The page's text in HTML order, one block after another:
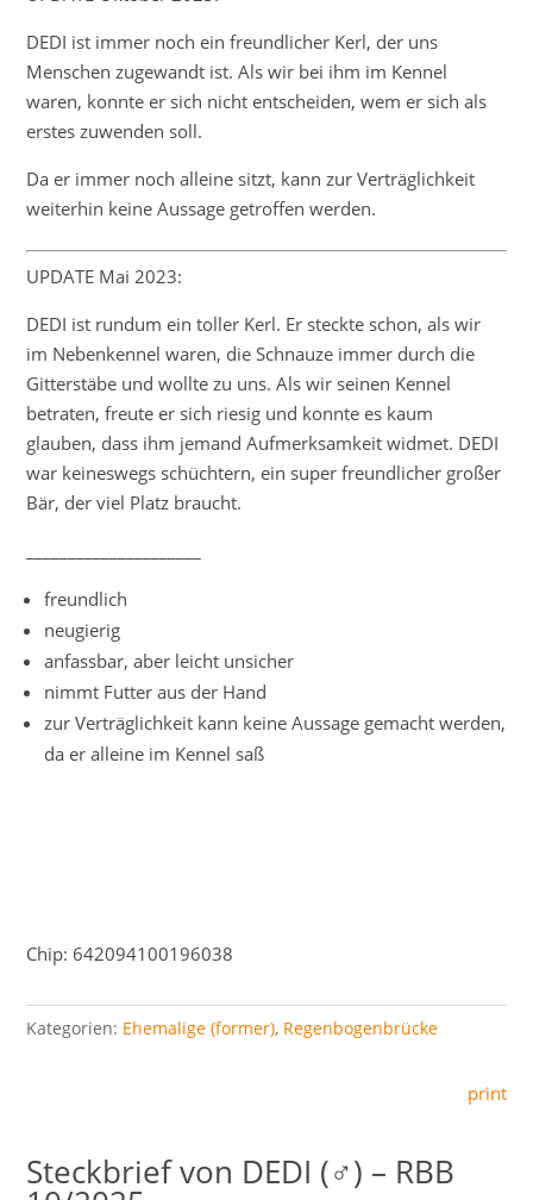
DEDI ist immer noch ein freundlicher Kerl, der uns
Menschen zugewandt ist. Als wir bei ihm im Kennel
waren, konnte er sich nicht entscheiden, wem er sich als
erstes zuwenden soll.
Da er immer noch alleine sitzt, kann zur Verträglichkeit
weiterhin keine Aussage getroffen werden.
UPDATE Mai 2023:
DEDI ist rundum ein toller Kerl. Er steckte schon, als wir
im Nebenkennel waren, die Schnauze immer durch die
Gitterstäbe und wollte zu uns. Als wir seinen Kennel
betraten, freute er sich riesig und konnte es kaum
glauben, dass ihm jemand Aufmerksamkeit widmet. DEDI
war keineswegs schüchtern, ein super freundlicher großer
Bär, der viel Platz braucht.
freundlich
neugierig
anfassbar, aber leicht unsicher
nimmt Futter aus der Hand
zur Verträglichkeit kann keine Aussage gemacht werden,
da er alleine im Kennel saß
Chip: 642094100196038
Kategorien: Ehemalige (former), Regenbogenbrücke
print
DEDI (♂) – RBB